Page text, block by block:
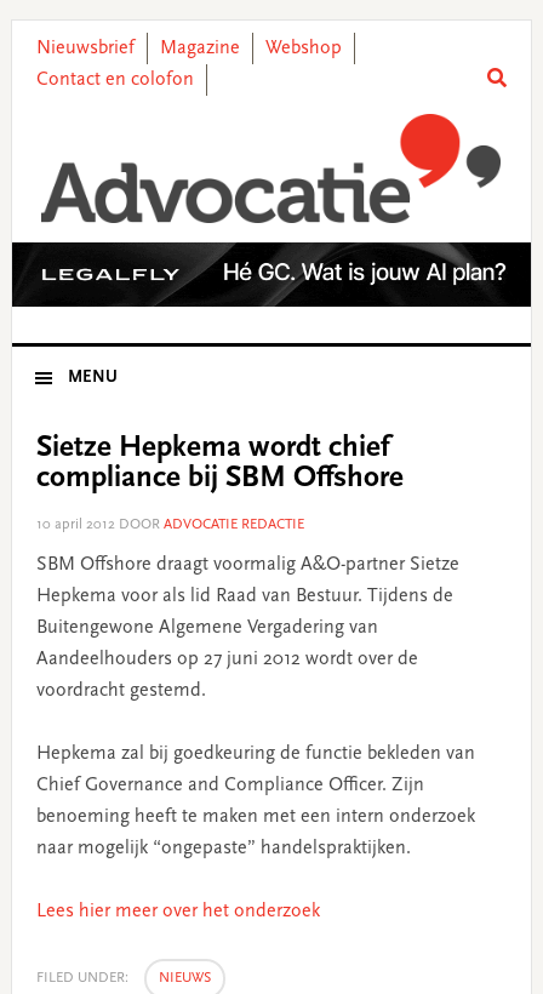
primary
main
primary
footer
Nieuwsbrief Magazine
Webshop
Contact en colofon
MENU
Sietze Hepkema wordt chief
compliance bij SBM Offshore
10 april 2012DOOR ADVOCATIE REDACTIE
SBM Offshore draagt voormalig A&O-partner Sietze
Hepkema voor als lid Raad van Bestuur. Tijdens de
Buitengewone Algemene Vergadering van
Aandeelhouders op 27 juni 2012 wordt over de
voordracht gestemd.
Hepkema zal bij goedkeuring de functie bekleden van
Chief Governance and Compliance Officer. Zijn
benoeming heeft te maken met een intern onderzoek
naar mogelijk “ongepaste” handelspraktijken.
Lees hier meer over het onderzoek
FILED UNDER: NIEUWS